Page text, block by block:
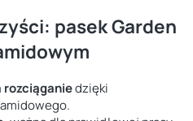
pasek Garden
rozciąganiedzięki